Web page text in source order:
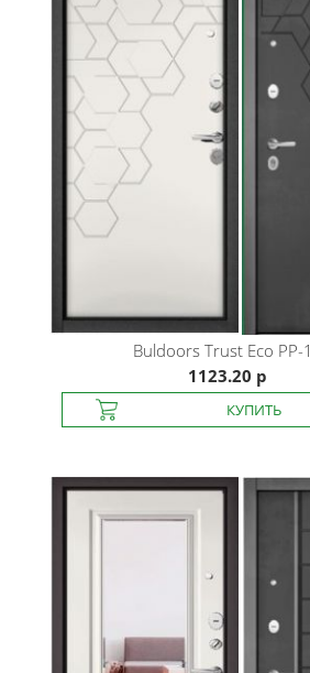
BuldoorsTrust Eco PP-1
1123.20 р